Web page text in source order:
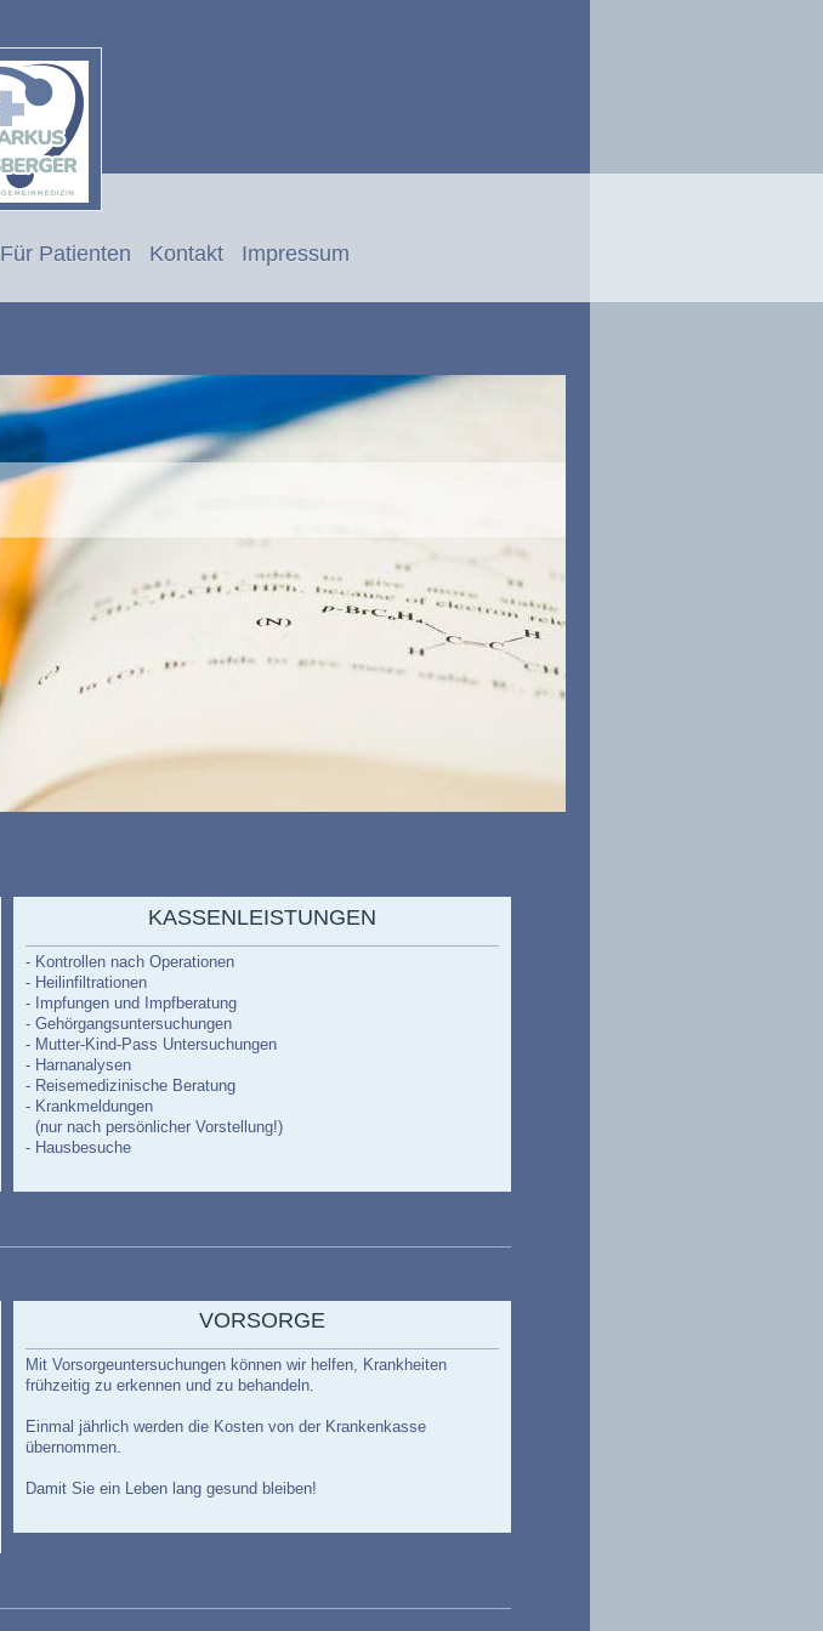
Für Patienten Kontakt Impressum
KASSENLEISTUNGEN
- Kontrollen nach Operationen
- Heilinfiltrationen
- Impfungen und Impfberatung
- Gehörgangsuntersuchungen
- Mutter-Kind-Pass Untersuchungen
- Harnanalysen
- Reisemedizinische Beratung
- Krankmeldungen
(nur nach persönlicher Vorstellung!)
- Hausbesuche
VORSORGE
Mit Vorsorgeuntersuchungen können wir helfen, Krankheiten
frühzeitig zu erkennen und zu behandeln.
Einmal jährlich werden die Kosten von der Krankenkasse
übernommen.
Damit Sie ein Leben lang gesund bleiben!